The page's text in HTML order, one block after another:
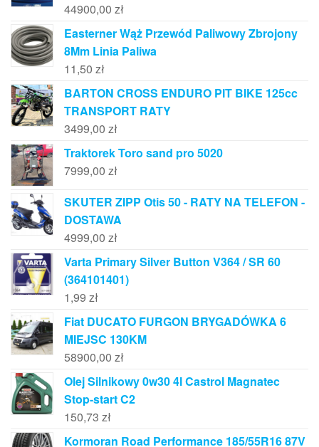
44900,00 zł
Easterner Wąż Przewód Paliwowy Zbrojony
8Mm Linia Paliwa
11,50 zł
BARTON CROSS ENDURO PIT BIKE 125cc
TRANSPORT RATY
3499,00 zł
Traktorek Toro sand pro 5020
7999,00 zł
SKUTER ZIPP Otis 50 - RATY NA TELEFON -
DOSTAWA
4999,00 zł
Varta Primary Silver Button V364 / SR 60
(364101401)
1,99 zł
Fiat DUCATO FURGON BRYGADÓWKA 6
MIEJSC 130KM
58900,00 zł
Olej Silnikowy 0w30 4l Castrol Magnatec
Stop-start C2
150,73 zł
Kormoran Road Performance 185/55R16 87V